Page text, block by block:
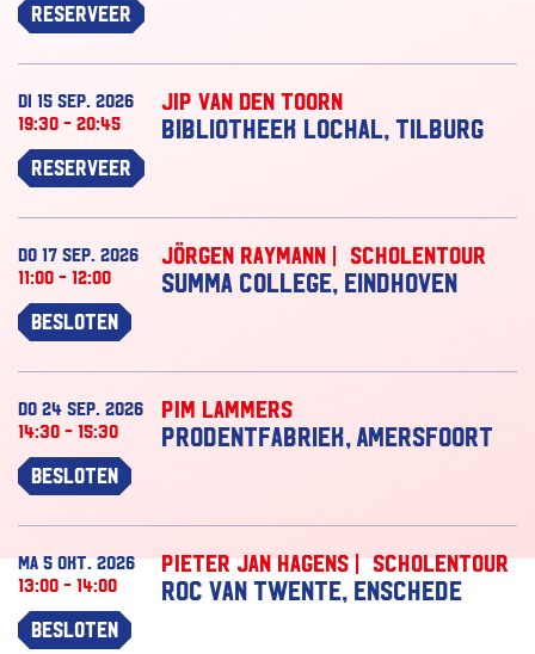
Reserveer
Jip van den Toorn
Bibliotheek Lochal, Tilburg
di 15 sep. 2026
19:30 - 20:45
Reserveer
Jörgen Raymann | Scholentour
Summa College, Eindhoven
do 17 sep. 2026
11:00 - 12:00
Besloten
Pim Lammers
Prodentfabriek, Amersfoort
do 24 sep. 2026
14:30 - 15:30
Besloten
Pieter Jan Hagens | Scholentour
ROC van Twente, Enschede
ma 5 okt. 2026
13:00 - 14:00
Besloten